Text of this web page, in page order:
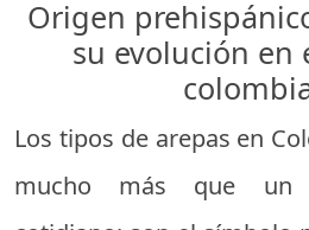
Origen
su evolución
Los tipos de arepas en
mucho más que un